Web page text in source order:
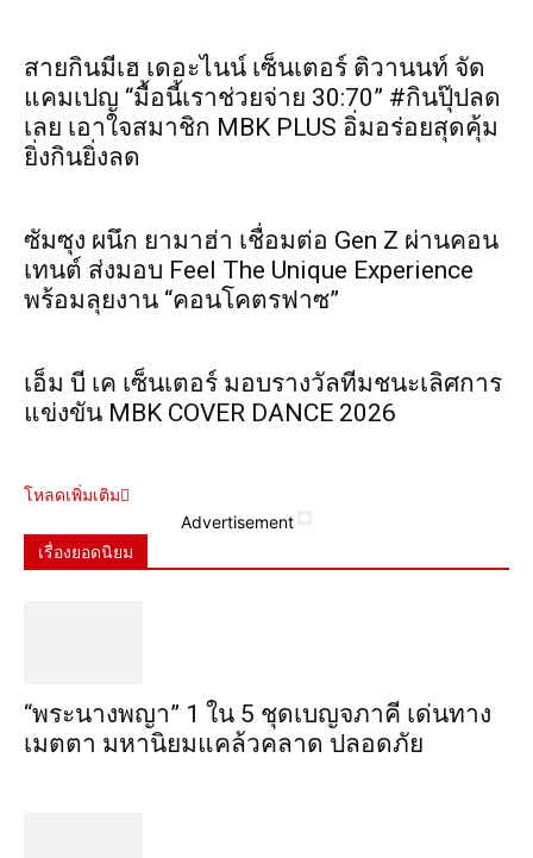
สายกินมีเฮ เดอะไนน์ เซ็นเตอร์ ติวานนท์ จัด
แคมเปญ “มื้อนี้เราช่วยจ่าย 30:70” #กินปุ๊ปลด
เลย เอาใจสมาชิก MBK PLUS อิ่มอร่อยสุดคุ้ม
ยิ่งกินยิ่งลด
ซัมซุง ผนึก ยามาฮ่า เชื่อมต่อ Gen Z ผ่านคอน
เทนต์ ส่งมอบ Feel The Unique Experience
พร้อมลุยงาน “คอนโคตรฟาซ”
เอ็ม บี เค เซ็นเตอร์ มอบรางวัลทีมชนะเลิศการ
แข่งขัน MBK COVER DANCE 2026
โหลดเพิ่มเติม
Advertisement
เรื่องยอดนิยม
“พระ​นาง​พญา” 1 ใน 5​ ชุดเบญจ​ภาคี​ เด่นทาง
เมตตา​ มหา​นิยม​แคล้วคลาด​ ปลอดภัย​